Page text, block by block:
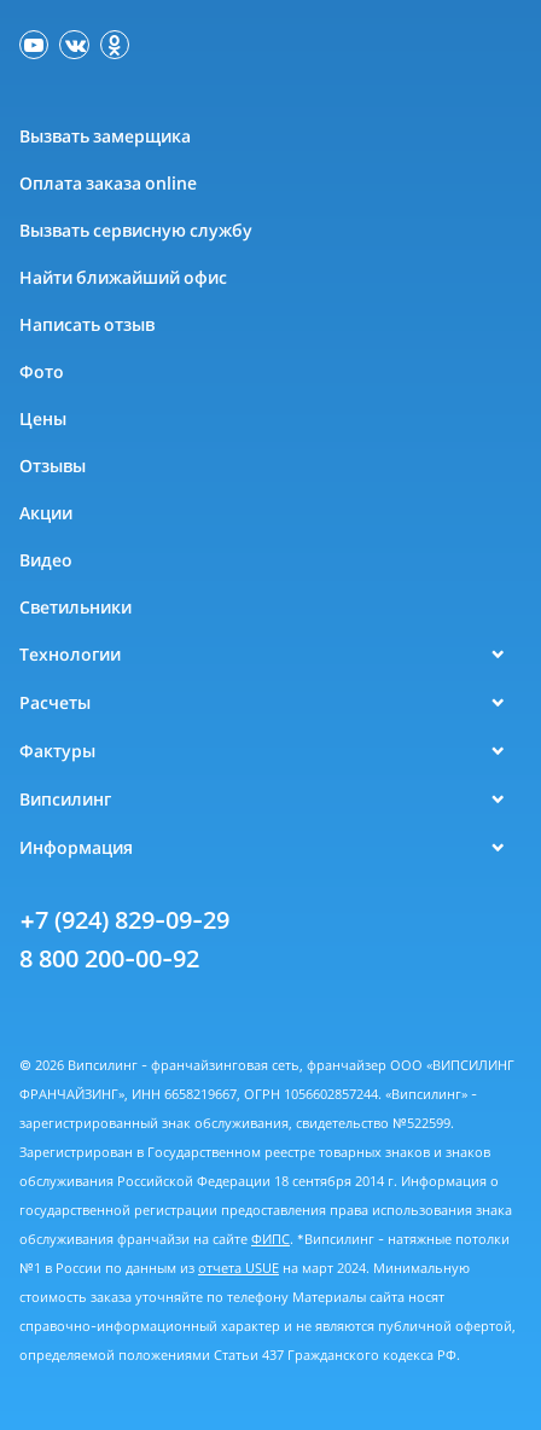
Вызвать замерщика
Оплата заказа online
Вызвать сервисную службу
Найти ближайший офис
Написать отзыв
Фото
Цены
Отзывы
Акции
Видео
Светильники
Технологии
Расчеты
Фактуры
Випсилинг
Информация
+7 (924) 829-09-29
8 800 200-00-92
© 2026 Випсилинг - франчайзинговая сеть, франчайзер ООО «ВИПСИЛИНГ
ФРАНЧАЙЗИНГ», ИНН 6658219667, ОГРН 1056602857244. «Випсилинг» -
зарегистрированный знак обслуживания, свидетельство №522599.
Зарегистрирован в Государственном реестре товарных знаков и знаков
обслуживания Российской Федерации 18 сентября 2014 г. Информация о
государственной регистрации предоставления права использования знака
обслуживания франчайзи на сайте ФИПС. *Випсилинг - натяжные потолки
№1 в России по данным из отчета USUE на март 2024. Минимальную
стоимость заказа уточняйте по телефону Материалы сайта носят
справочно-информационный характер и не являются публичной офертой,
определяемой положениями Статьи 437 Гражданского кодекса РФ.